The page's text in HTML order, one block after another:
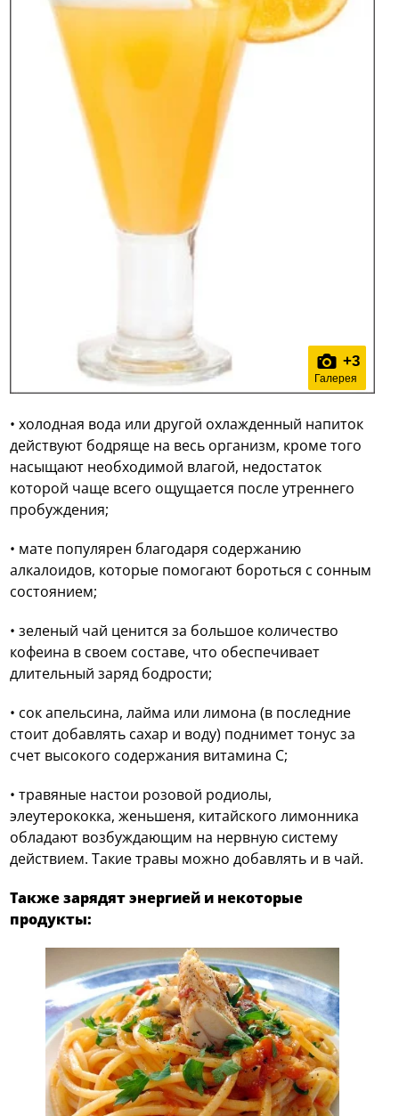
+3
Галерея
• холодная вода или другой охлажденный напиток
действуют бодряще на весь организм, кроме того
насыщают необходимой влагой, недостаток
которой чаще всего ощущается после утреннего
пробуждения;
• мате популярен благодаря содержанию
алкалоидов, которые помогают бороться с сонным
состоянием;
• зеленый чай ценится за большое количество
кофеина в своем составе, что обеспечивает
длительный заряд бодрости;
• сок апельсина, лайма или лимона (в последние
стоит добавлять сахар и воду) поднимет тонус за
счет высокого содержания витамина С;
• травяные настои розовой родиолы,
элеутерококка, женьшеня, китайского лимонника
обладают возбуждающим на нервную систему
действием. Такие травы можно добавлять и в чай.
Также зарядят энергией и некоторые
продукты: